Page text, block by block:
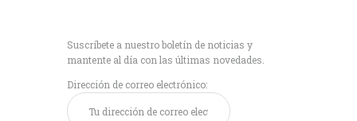
Suscríbete a nuestro boletín de noticias y
mantente al día con las últimas novedades.
Dirección de correo electrónico: